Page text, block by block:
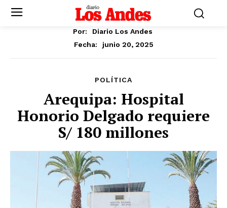
Por:
Diario Los Andes
Fecha:
junio 20, 2025
POLÍTICA
Arequipa: Hospital
Honorio Delgado requiere
S/ 180 millones